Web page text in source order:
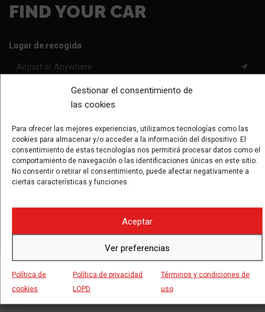
Gestionar el consentimiento de
las cookies
Para ofrecer las mejores experiencias, utilizamos tecnologías como las
cookies para almacenar y/o acceder a la información del dispositivo. El
consentimiento de estas tecnologías nos permitirá procesar datos como el
comportamiento de navegación o las identificaciones únicas en este sitio.
No consentir o retirar el consentimiento, puede afectar negativamente a
ciertas características y funciones.
Aceptar
Ver preferencias
Política de
cookies
Política de privacidad
LOPD
Términos y condiciones de
uso
FIND YOUR CAR
Lugar de recogida
Fecha de recogida
Precio de Categoría
FIND CAR